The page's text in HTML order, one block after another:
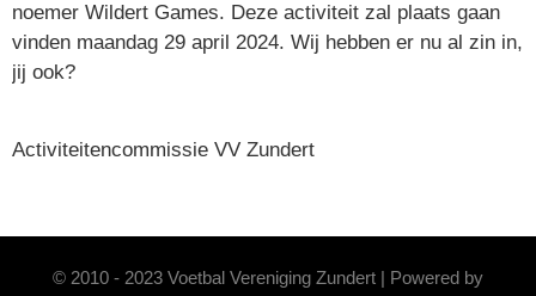
noemer Wildert Games. Deze activiteit zal plaats gaan
vinden maandag 29 april 2024. Wij hebben er nu al zin in,
jij ook?
Activiteitencommissie VV Zundert
© 2010 - 2023 Voetbal Vereniging Zundert | Powered by